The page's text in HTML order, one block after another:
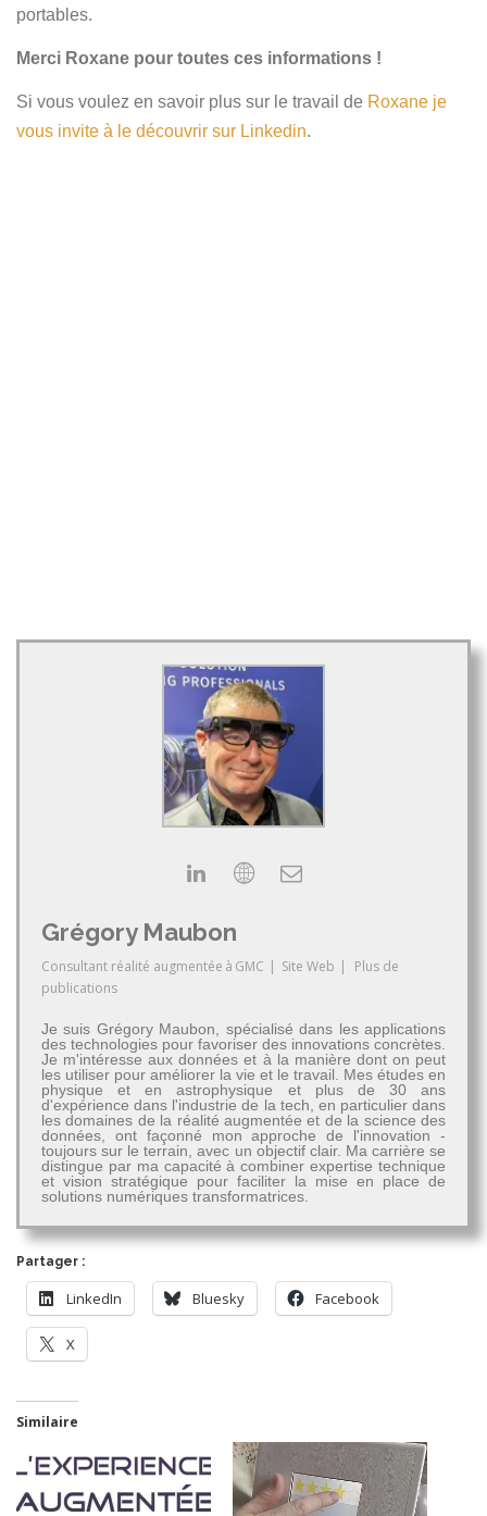
portables.
Merci Roxane pour toutes ces informations !
Si vous voulez en savoir plus sur le travail de Roxane je
vous invite à le découvrir sur Linkedin.
Grégory Maubon
Consultant réalité augmentée à GMC Site Web
Plus de
publications
Je suis Grégory Maubon, spécialisé dans les applications
des technologies pour favoriser des innovations concrètes.
Je m'intéresse aux données et à la manière dont on peut
les utiliser pour améliorer la vie et le travail. Mes études en
physique et en astrophysique et plus de 30 ans
d'expérience dans l'industrie de la tech, en particulier dans
les domaines de la réalité augmentée et de la science des
données, ont façonné mon approche de l'innovation -
toujours sur le terrain, avec un objectif clair. Ma carrière se
distingue par ma capacité à combiner expertise technique
et vision stratégique pour faciliter la mise en place de
solutions numériques transformatrices.
Partager :
LinkedIn Bluesky Facebook
X
Similaire